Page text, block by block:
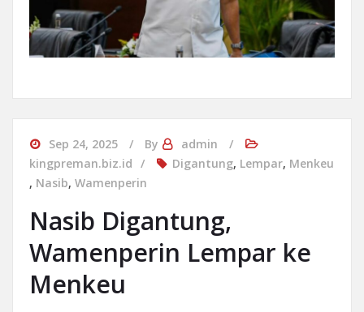
Sep 24, 2025 By
admin
kingpreman.biz.id
Digantung, Lempar, Menkeu
, Nasib, Wamenperin
Nasib Digantung,
Wamenperin Lempar ke
Menkeu